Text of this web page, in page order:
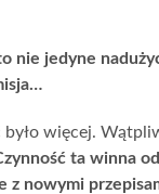
nie jedyne
było więcej.
ta winna
z nowymi